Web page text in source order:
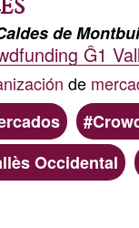
de Montbui
Ĝ1
de
Occidental